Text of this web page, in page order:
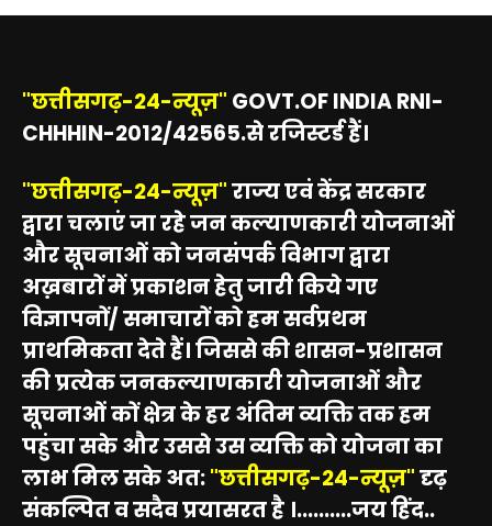
"छत्तीसगढ़-24-न्यूज़" GOVT.OF INDIA RNI-
CHHHIN-2012/42565.से रजिस्टर्ड हैं।
"छत्तीसगढ़-24-न्यूज़"राज्य एवं केंद्र सरकार
द्वारा चलाएं जा रहे जन कल्याणकारी योजनाओं
और सूचनाओं को जनसंपर्क विभाग द्वारा
अख़बारों में प्रकाशन हेतु जारी किये गए
विज्ञापनों/ समाचारों को हम सर्वप्रथम
प्राथमिकता देते हैं। जिससे की शासन-प्रशासन
की प्रत्येक जनकल्याणकारी योजनाओं और
सूचनाओं कों क्षेत्र के हर अंतिम व्यक्ति तक हम
पहुंचा सके और उससे उस व्यक्ति को योजना का
लाभ मिल सके अत:"छत्तीसगढ़-24-न्यूज़"दृढ़
संकल्पित व सदैव प्रयासरत है ।..........जय हिंद..